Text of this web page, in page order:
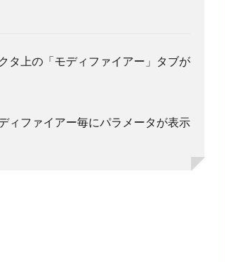
タ上の「モディファイアー」タブが
ィファイアー毎にパラメータが表示